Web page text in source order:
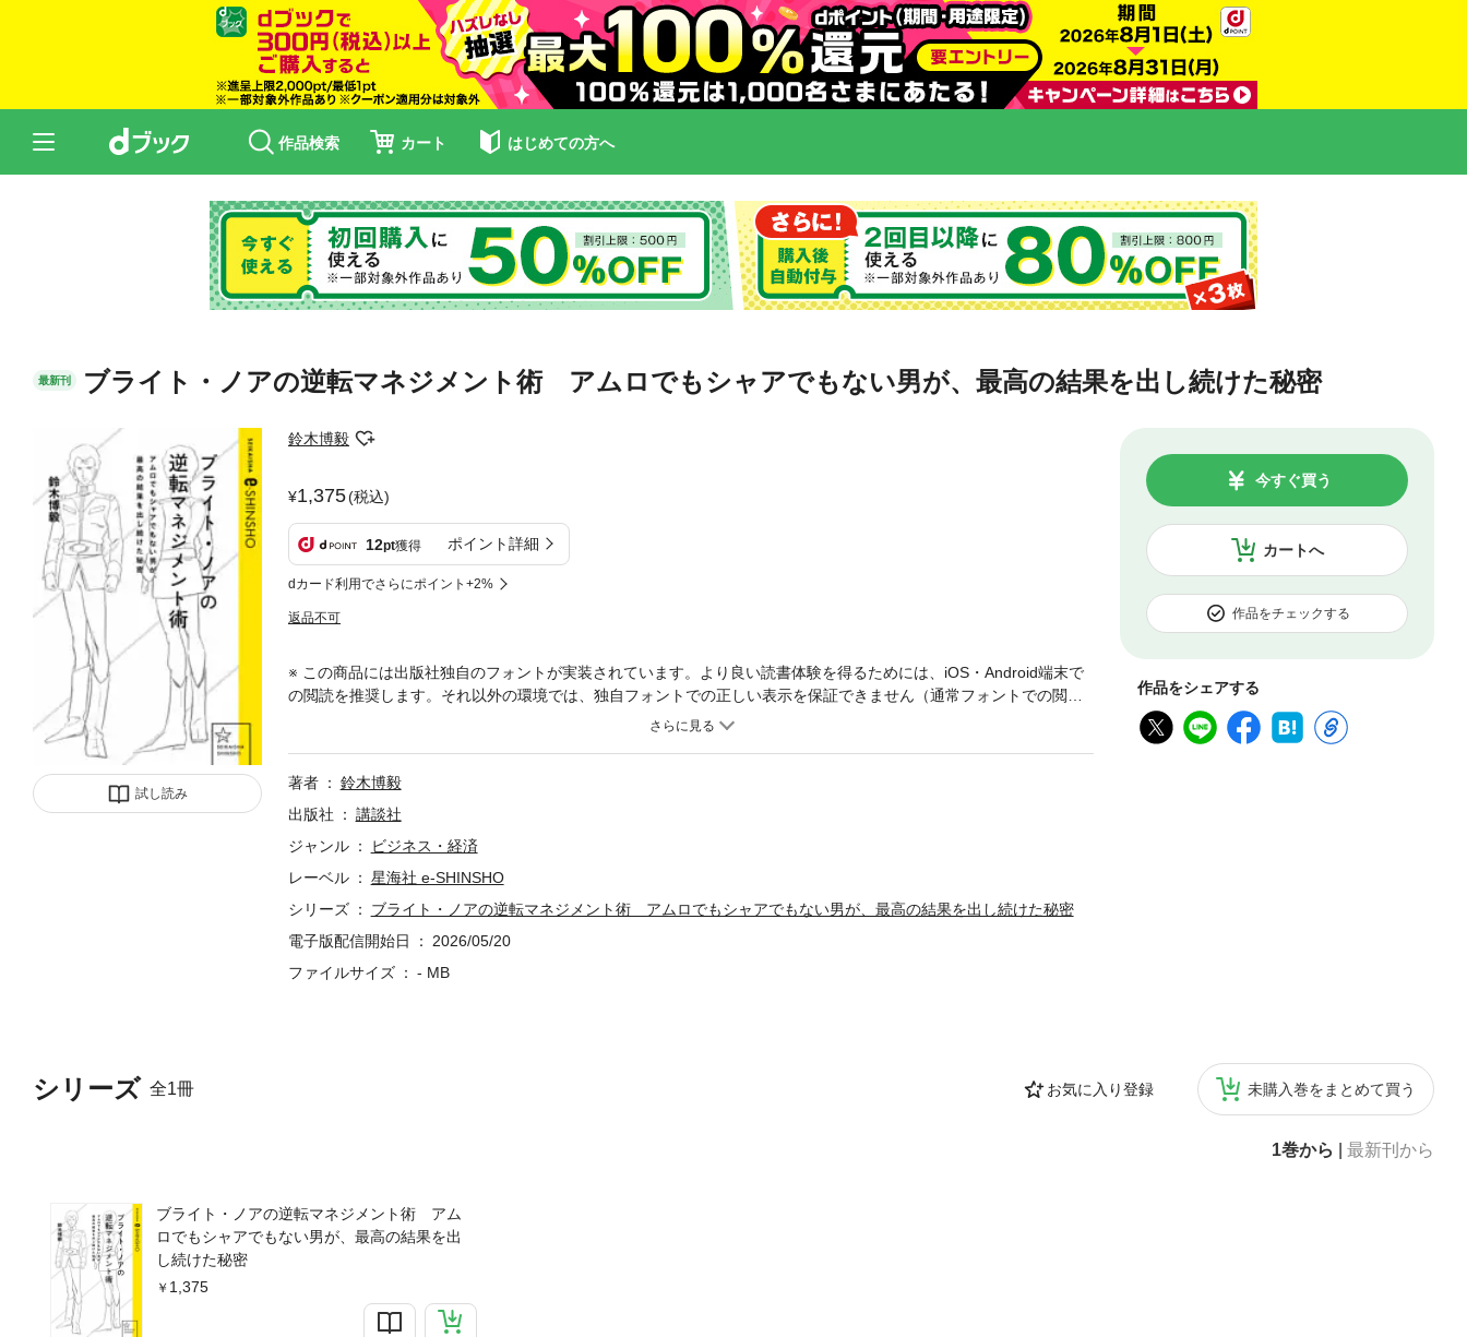
作品検索 カート はじめての方へ
最新刊 ブライト・ノアの逆転マネジメント術 アムロでもシャアでもない男が、最高の結果を出し続けた秘密
試し読み
鈴木博毅
1,375(税込)
12pt獲得 ポイント詳細
dカード利用でさらにポイント+2%
返品不可
カートへ
今すぐ買う
作品をチェックする
作品をシェアする
シリーズ 全1冊 お気に入り登録 未購入巻をまとめて買う
1巻から 最新刊から
ブライト・ノアの逆転マネジメント術 アム
ロでもシャアでもない男が、最高の結果を出
し続けた秘密
1,375
※ この商品には出版社独自のフォントが実装されています。より良い読書体験を得るためには、iOS・Android端末で
の閲読を推奨します。それ以外の環境では、独自フォントでの正しい表示を保証できません（通常フォントでの閲覧
には問題ありません）。生き残ったのはアムロでもシャアでもない、ブライトだ。若手の力を最大化し、成果を出す
著者
鈴木博毅
出版社
講談社
ジャンル
ビジネス・経済
レーベル
星海社 e-SHINSHO
シリーズ
ブライト・ノアの逆転マネジメント術 アムロでもシャアでもない男が、最高の結果を出し続けた秘密
電子版配信開始日
2026/05/20
ファイルサイズ
- MB